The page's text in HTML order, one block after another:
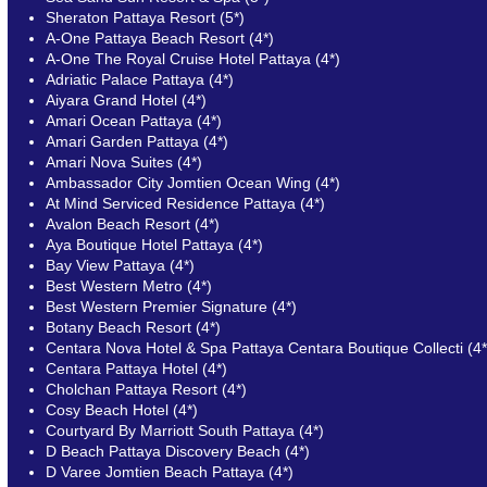
Sheraton Pattaya Resort (5*)
A-One Pattaya Beach Resort (4*)
A-One The Royal Cruise Hotel Pattaya (4*)
Adriatic Palace Pattaya (4*)
Aiyara Grand Hotel (4*)
Amari Ocean Pattaya (4*)
Amari Garden Pattaya (4*)
Amari Nova Suites (4*)
Ambassador City Jomtien Ocean Wing (4*)
At Mind Serviced Residence Pattaya (4*)
Avalon Beach Resort (4*)
Aya Boutique Hotel Pattaya (4*)
Bay View Pattaya (4*)
Best Western Metro (4*)
Best Western Premier Signature (4*)
Botany Beach Resort (4*)
Centara Nova Hotel & Spa Pattaya Centara Boutique Collecti
Centara Pattaya Hotel (4*)
Cholchan Pattaya Resort (4*)
Cosy Beach Hotel (4*)
Courtyard By Marriott South Pattaya (4*)
D Beach Pattaya Discovery Beach (4*)
D Varee Jomtien Beach Pattaya (4*)